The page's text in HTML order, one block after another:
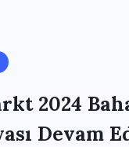
2024
Devam